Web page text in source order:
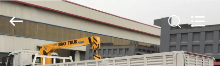
CASA.
SINOTRUK
INTERNATIONAL
CO.,
LTD..
Rights